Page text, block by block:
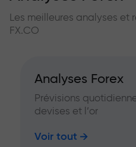
Les meilleures analyses
FX.CO
Analyses Forex
Prévisions
devises et l’or
Voir tout